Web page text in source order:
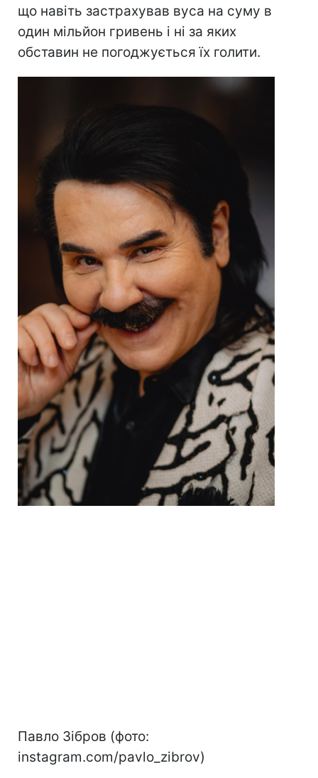
що навіть застрахував вуса на суму в
один мільйон гривень і ні за яких
обставин не погоджується їх голити.
Павло Зібров (фото:
instagram.com/pavlo_zibrov)